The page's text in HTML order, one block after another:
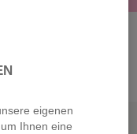
eigenen
Ihnen eine